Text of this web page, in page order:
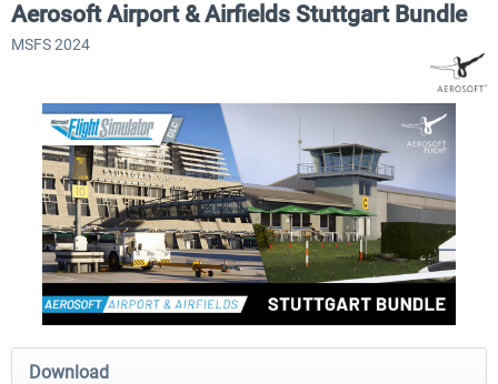
Aerosoft Mega Airport Brussels Aerosoft Airport Cologne/
Aerosoft Airport & Airfields Stuttgart Bundle
MSFS 2024
Download